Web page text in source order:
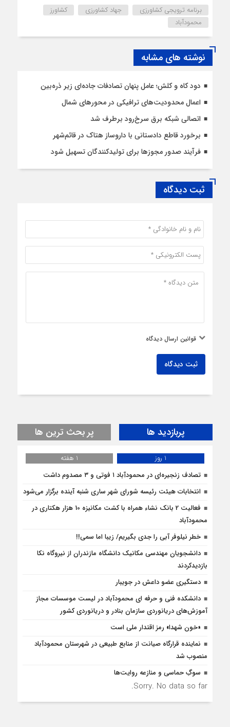
برنامه ترویجی کشاورزی جهاد کشاورزی
کشاورز
محمودآباد
نوشته های مشابه
دود کاه و کلش؛ عامل پنهان تصادفات جاده‌ای زیر ذره‌بین
اعمال محدودیت‌‌های ترافیکی در محورهای شمال
اتصالی شبکه برق سرخ‌رود برطرف شد
برخورد قاطع دادستانی با داروساز هتاک در قائم‌شهر
فرآیند صدور مجوزها برای تولیدکنندگان تسهیل شود
ثبت دیدگاه
قوانین ارسال دیدگاه
ثبت دیدگاه
پربازدید ها پر بحث ترین ها
1 روز
1 هفته
تصادف زنجیره‌ای در محمودآباد ۱ فوتی و ۳ مصدوم داشت
انتخابات هیئت رئیسه شورای شهر ساری شنبه آینده برگزار می‌شود
فعالیت 2 بانک نشاء همراه با کشت مکانیزه 10 هزار هکتاری در
محمودآباد
خطر نیلوفر آبی را جدی بگیریم/ زیبا اما سمی!!
دانشجویان مهندسی مکانیک دانشگاه مازندران از نيروگاه نکا
بازديدكردند
دستگیری عضو داعش در جویبار
دانشکده فنی و حرفه ای محمودآباد در لیست موسسات مجاز
آموزش‌های دریانوردی سازمان بنادر و دریانوردی کشور
«خون شهدا» رمز اقتدار ملی است
نماینده قرارگاه صیانت از منابع طبیعی در شهرستان محمودآباد
منصوب شد
سوگِ حماسی و منازعه روایت‌ها
Sorry. No data so far.